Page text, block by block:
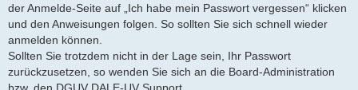
der Anmelde-Seite auf „Ich habe mein Passwort vergessen“ klicken
und den Anweisungen folgen. So sollten Sie sich schnell wieder
anmelden können.
Sollten Sie trotzdem nicht in der Lage sein, Ihr Passwort
zurückzusetzen, so wenden Sie sich an die Board-Administration